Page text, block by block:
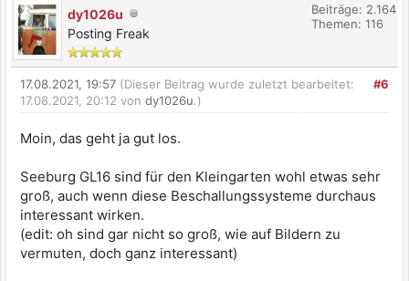
dy1026u
Posting Freak
Beiträge: 2.164
Themen: 116
#6
17.08.2021, 19:57 (Dieser Beitrag wurde zuletzt bearbeitet:
17.08.2021, 20:12 von dy1026u.)
Moin, das geht ja gut los.
Seeburg GL16 sind für den Kleingarten wohl etwas sehr
groß, auch wenn diese Beschallungssysteme durchaus
interessant wirken.
(edit: oh sind gar nicht so groß, wie auf Bildern zu
vermuten, doch ganz interessant)